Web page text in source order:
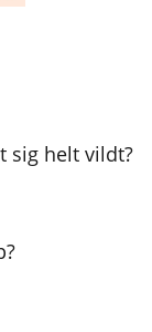
sig helt vildt?